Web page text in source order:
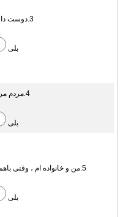
3.دوست داشتم فرد دیگری بودم.
بلی
4.مردم مرا خیلی دوست دارند.
بلی
5.من و خانواده ام ، وقتی باهم هستیم ، خیلی از زندگی لذت می بریم.
بلی